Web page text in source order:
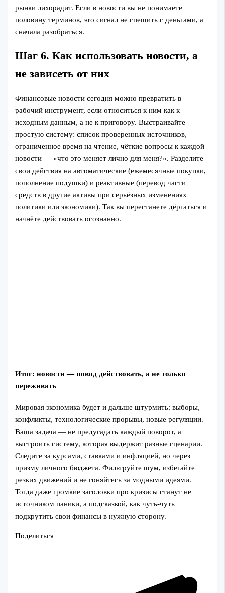
рынки лихорадит. Если в новости вы не понимаете
половину терминов, это сигнал не спешить с деньгами, а
сначала разобраться.
Шаг 6. Как использовать новости, а
не зависеть от них
Финансовые новости сегодня можно превратить в
рабочий инструмент, если относиться к ним как к
исходным данным, а не к приговору. Выстраивайте
простую систему: список проверенных источников,
ограниченное время на чтение, чёткие вопросы к каждой
новости — «что это меняет лично для меня?». Разделите
свои действия на автоматические (ежемесячные покупки,
пополнение подушки) и реактивные (перевод части
средств в другие активы при серьёзных изменениях
политики или экономики). Так вы перестанете дёргаться и
начнёте действовать осознанно.
Итог: новости — повод действовать, а не только
переживать
Мировая экономика будет и дальше штурмить: выборы,
конфликты, технологические прорывы, новые регуляции.
Ваша задача — не предугадать каждый поворот, а
выстроить систему, которая выдержит разные сценарии.
Следите за курсами, ставками и инфляцией, но через
призму личного бюджета. Фильтруйте шум, избегайте
резких движений и не гоняйтесь за модными идеями.
Тогда даже громкие заголовки про кризисы станут не
источником паники, а подсказкой, как чуть‑чуть
подкрутить свои финансы в нужную сторону.
Поделиться